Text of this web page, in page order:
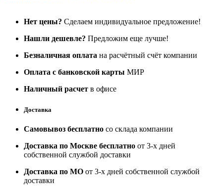
Нет цены? Сделаем индивидуальное предложение!
Нашли дешевле? Предложим еще лучше!
Безналичная оплата на расчётный счёт компании
Оплата с банковской карты МИР
Наличный расчет в офисе
Доставка
Самовывоз бесплатно со склада компании
Доставка по Москве бесплатно от 3-х дней
собственной службой доставки
Доставка по МО от 3-х дней собственной службой
доставки